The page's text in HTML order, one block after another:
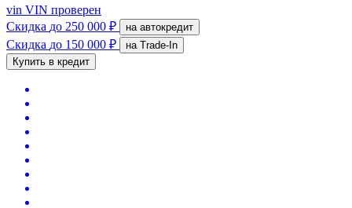
vin VIN проверен
Скидка до 250 000 ₽ на автокредит
Скидка до 150 000 ₽
на Trade-In
Купить в кредит